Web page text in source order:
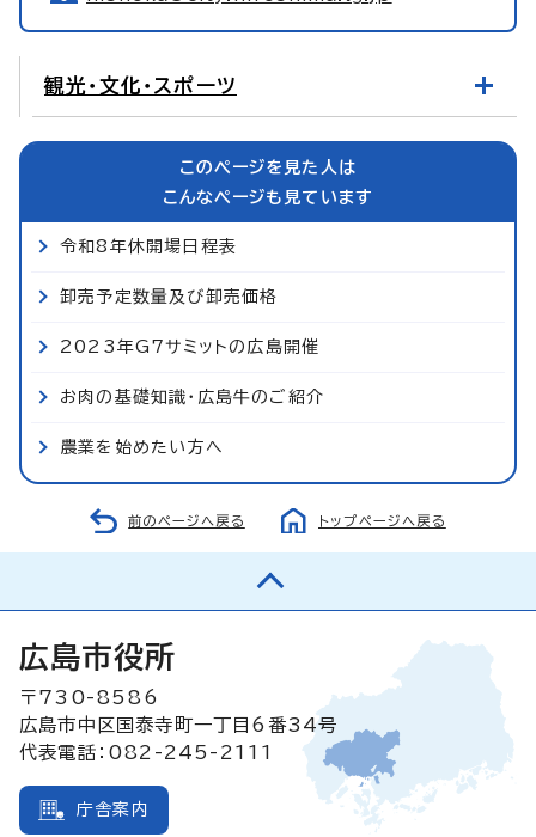
観光・文化・スポーツ
このページを見た人は
こんなページも見ています
令和8年休開場日程表
卸売予定数量及び卸売価格
2023年G7サミットの広島開催
お肉の基礎知識・広島牛のご紹介
農業を始めたい方へ
前のページへ戻る トップページへ戻る
広島市役所
〒730-8586
広島市中区国泰寺町一丁目6番34号
代表電話：082-245-2111
庁舎案内